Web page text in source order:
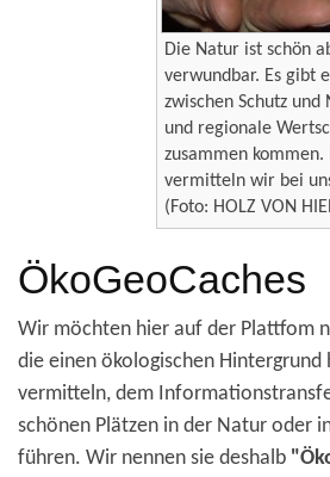
Die Natur ist schön
verwundbar. Es gibt
zwischen Schutz und
und regionale
zusammen kommen.
vermitteln wir bei
(Foto: HOLZ VON
ÖkoGeoCaches
Wir möchten hier auf der Plattfom
die einen ökologischen Hintergrund
vermitteln, dem
schönen Plätzen in der Natur oder
führen. Wir nennen sie deshalb